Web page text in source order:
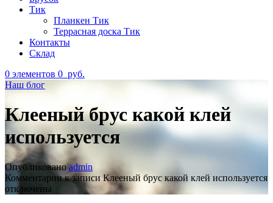
Тик
Планкен Тик
Террасная доска Тик
Контакты
Склад
0 элементов 0 руб.
Наш блог
Клееный брус какой клей
используется
Опубликовано admin
Комментариик записи Клееный брус какой клей используется
отключены